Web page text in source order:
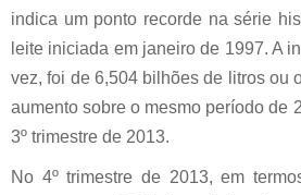
indica um ponto recorde na série
leite iniciada em janeiro de 1997. A
vez, foi de 6,504 bilhões de litros ou
aumento sobre o mesmo período de
3º trimestre de 2013.
No 4º trimestre de 2013, em